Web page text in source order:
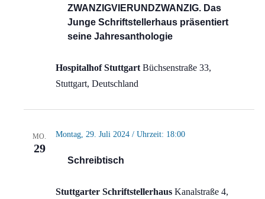
ZWANZIGVIERUNDZWANZIG. Das
Junge Schriftstellerhaus präsentiert
seine Jahresanthologie
Hospitalhof Stuttgart Büchsenstraße 33,
Stuttgart, Deutschland
MO.
29
Schreibtisch
Montag, 29. Juli 2024 / Uhrzeit: 18:00
Stuttgarter Schriftstellerhaus Kanalstraße 4,